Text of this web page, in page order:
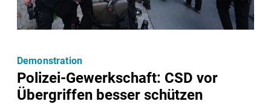
Polizei-Gewerkschaft: CSD vor
Übergriffen besser schützen
Demonstration